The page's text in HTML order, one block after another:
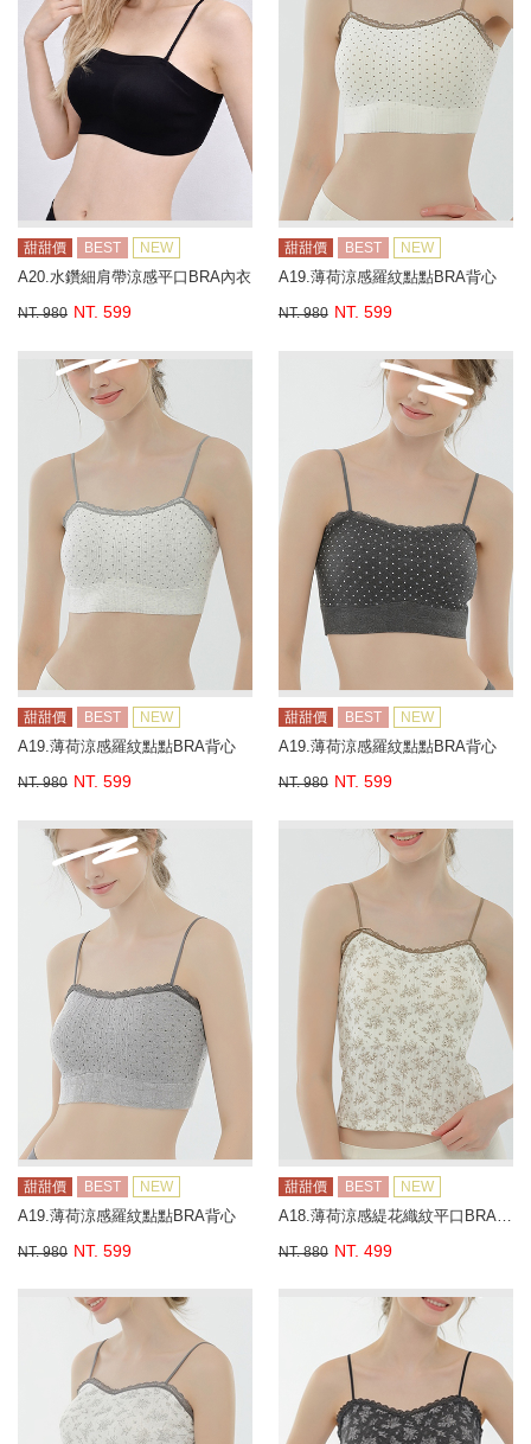
甜甜價 BEST NEW
A20.水鑽細肩帶涼感平口BRA內衣
NT. 980 NT. 599
甜甜價 BEST NEW
A19.薄荷涼感羅紋點點BRA背心
NT. 980 NT. 599
甜甜價 BEST NEW
A19.薄荷涼感羅紋點點BRA背心
NT. 980 NT. 599
甜甜價 BEST NEW
A19.薄荷涼感羅紋點點BRA背心
NT. 980 NT. 599
甜甜價 BEST NEW
A19.薄荷涼感羅紋點點BRA背心
NT. 980 NT. 599
甜甜價 BEST NEW
NT. 880 NT. 499